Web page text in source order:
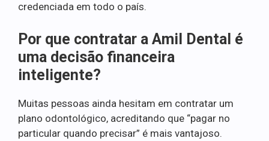
credenciada em todo o país.
Por que contratar a Amil Dental é
uma decisão financeira
inteligente?
Muitas pessoas ainda hesitam em contratar um
plano odontológico, acreditando que “pagar no
particular quando precisar” é mais vantajoso.